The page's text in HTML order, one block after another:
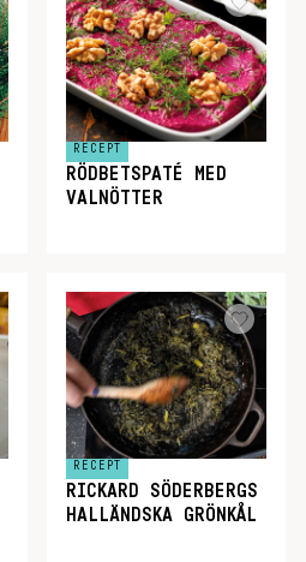
RECEPT
RÖDBETSPATÉ MED
VALNÖTTER
RECEPT
RICKARD SÖDERBERGS
HALLÄNDSKA GRÖNKÅL